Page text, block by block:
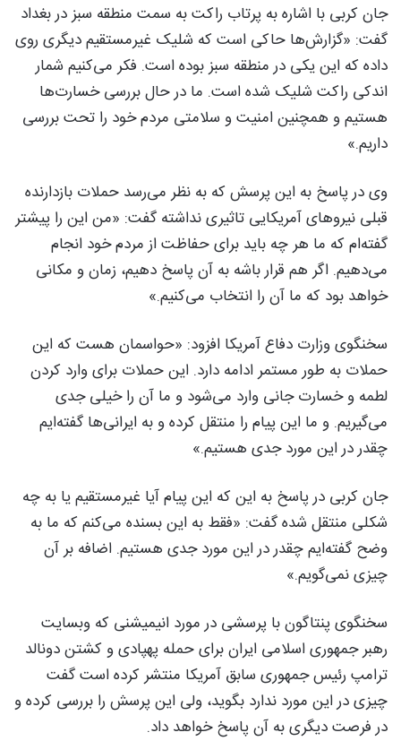
جان کربی با اشاره به پرتاب راکت به سمت منطقه سبز در بغداد
گفت:‌ «گزارش‌ها حاکی است که شلیک غیرمستقیم دیگری روی
داده که این یکی در منطقه سبز بوده است. فکر می‌کنیم شمار
اندکی راکت شلیک شده است. ما در حال بررسی خسارت‌ها
هستیم و همچنین امنیت و سلامتی مردم خود را تحت بررسی
داریم.»
وی در پاسخ به این پرسش که به نظر می‌رسد حملات بازدارنده
قبلی نیروهای آمریکایی تاثیری نداشته گفت:‌ «من این را پیشتر
گفته‌ام که ما هر چه باید برای حفاظت از مردم خود انجام
می‌دهیم. اگر هم قرار باشه به آن پاسخ دهیم، زمان و مکانی
خواهد بود که ما آن را انتخاب می‌کنیم.»
سخنگوی وزارت دفاع آمریکا افزود: «حواسمان هست که این
حملات به طور مستمر ادامه دارد. این حملات برای وارد کردن
لطمه و خسارت جانی وارد می‌شود و ما آن را خیلی جدی
می‌گیریم. و ما این پیام را منتقل کرده و به ایرانی‌ها گفته‌ایم
چقدر در این مورد جدی هستیم.»
جان کربی در پاسخ به این که این پیام آیا غیرمستقیم یا به چه
شکلی منتقل شده گفت:‌ «فقط به این بسنده می‌کنم که ما به
وضح گفته‌ایم چقدر در این مورد جدی هستیم. اضافه بر آن
چیزی نمی‌گویم.»
سخنگوی پنتاگون با پرسشی در مورد انیمیشنی که وبسایت
رهبر جمهوری اسلامی ایران برای حمله پهپادی و کشتن دونالد
ترامپ رئیس جمهوری سابق آمریکا منتشر کرده است گفت
چیزی در این مورد ندارد بگوید، ولی این پرسش را بررسی کرده و
در فرصت دیگری به آن پاسخ خواهد داد.